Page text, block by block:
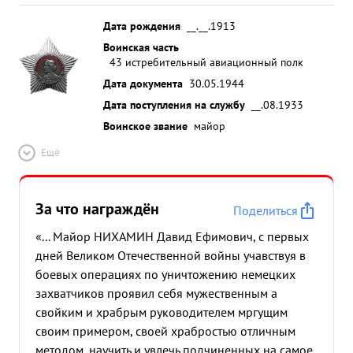
Дата рождения
__.__.1913
Воинская часть
43 истребительный авиационный полк
Дата документа 30.05.1944
Дата поступления на службу
__.08.1933
Воинское звание майор
Ещё
За что награждён
Поделиться
«... Майор НИХАМИН Давид Ефимович, с первых
дней Великом Отечественной войны учавствуя в
боевых операциях по уничтожению немецких
захватчиков проявил себя мужественным а
свойким и храбрым руководителем мргущим
своим примером, своей храбростью отличным
методом, научить и увлечь подчиненных на самое